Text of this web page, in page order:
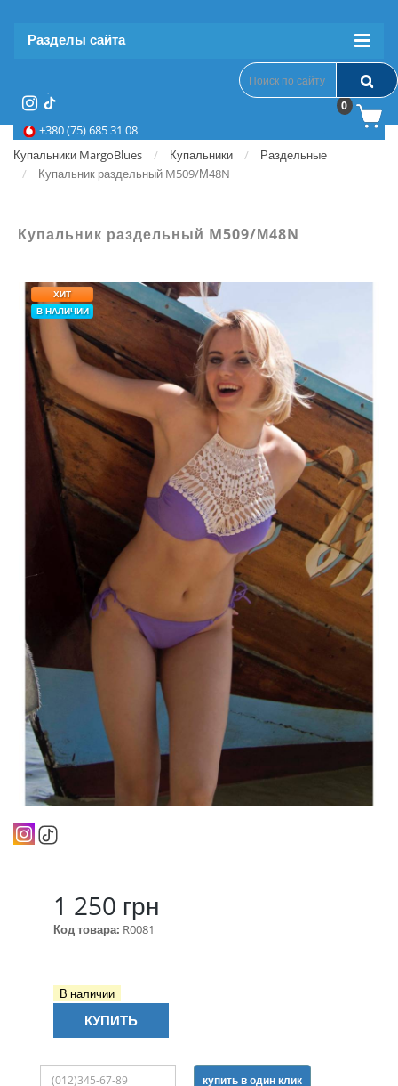
Разделы сайта
+380 (75) 685 31 08
0
Купальники MargoBlues Купальники
Раздельные
Купальник раздельный M509/М48N
Купальник раздельный M509/М48N
ХИТ
В НАЛИЧИИ
1 250 грн
Код товара: R0081
В наличии
КУПИТЬ
купить в один клик